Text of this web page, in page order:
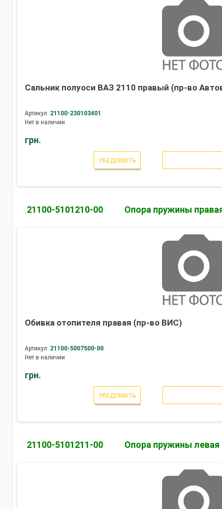
Сальник полуоси ВАЗ 2110 правый (пр-во
Артикул: 21100-230103401
Нет в наличии
грн.
УВЕДОМИТЬ
21100-5101210-00 Опора пружины
Обивка отопителя правая (пр-во ВИС)
Артикул: 21100-5007500-00
Нет в наличии
грн.
УВЕДОМИТЬ
21100-5101211-00 Опора пружины левая